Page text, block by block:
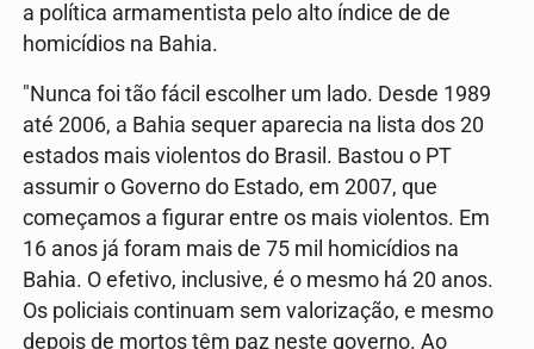
a política armamentista pelo alto índice de de
homicídios na Bahia.
"Nunca foi tão fácil escolher um lado. Desde 1989
até 2006, a Bahia sequer aparecia na lista dos 20
estados mais violentos do Brasil. Bastou o PT
assumir o Governo do Estado, em 2007, que
começamos a figurar entre os mais violentos. Em
16 anos já foram mais de 75 mil homicídios na
Bahia. O efetivo, inclusive, é o mesmo há 20 anos.
Os policiais continuam sem valorização, e mesmo
depois de mortos têm paz neste governo. Ao